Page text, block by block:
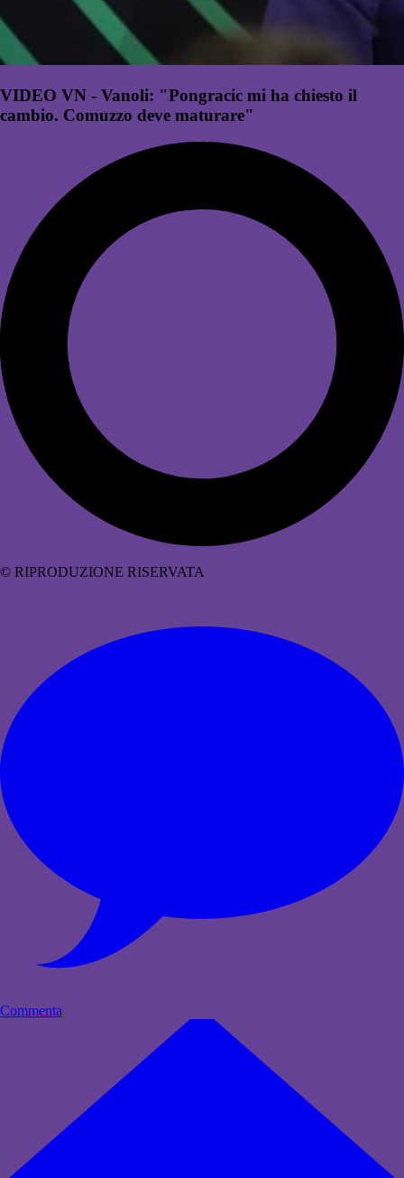
VIDEO VN - Vanoli: "Pongracic mi ha chiesto il
cambio. Comuzzo deve maturare"
© RIPRODUZIONE RISERVATA
Commenta